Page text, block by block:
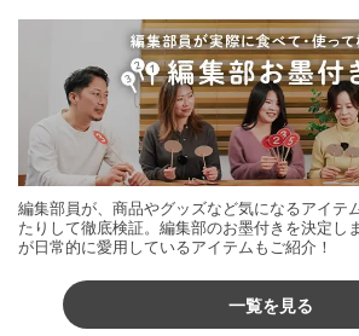
編集部員が、商品やグッズなど気になるアイテ
たりして徹底検証。編集部のお墨付きを決定し
が日常的に愛用しているアイテムもご紹介！
一覧を見る